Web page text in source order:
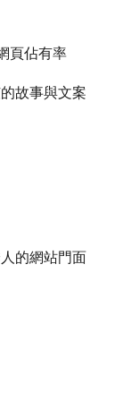
頁佔有率
故事與文案
的網站門面